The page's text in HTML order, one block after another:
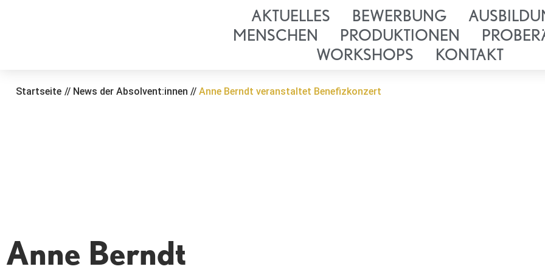
AKTUELLES BEWERBUNG
MENSCHEN
PRODUKTIONEN
WORKSHOPS
KONTAKT
Startseite // News der Absolvent:innen // Anne Berndt veranstaltet Benefizkonzert
Anne Berndt